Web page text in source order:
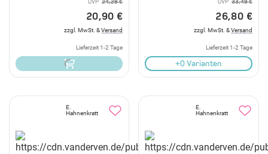
UVP 24,28 €
20,90 €
zzgl. MwSt. &Versand
Lieferzeit 1-2 Tage
UVP 33,49 €
26,80 €
zzgl. MwSt. &Versand
Lieferzeit 1-2 Tage
+0 Varianten
E.
Hahnenkratt
E.
Hahnenkratt